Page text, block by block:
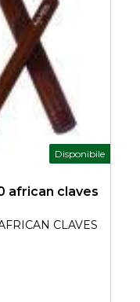
Disponibile
african claves
CLAVES